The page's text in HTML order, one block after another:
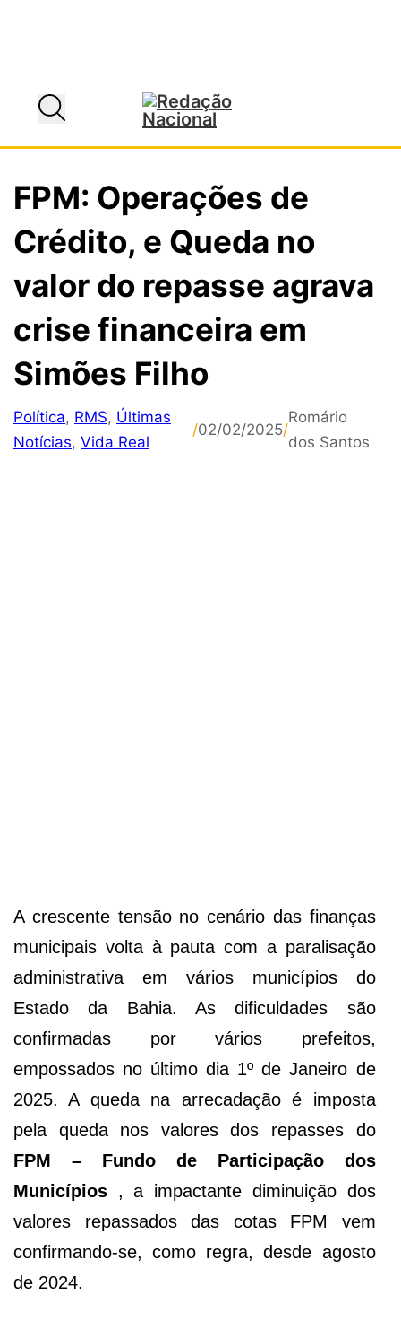
FPM: Operações de
Crédito, e Queda no
valor do repasse agrava
crise financeira em
Simões Filho
Política, RMS, Últimas
Notícias, Vida Real
/02/02/2025/
Romário
dos Santos
A crescente tensão no cenário das finanças
municipais volta à pauta com a paralisação
administrativa em vários municípios do
Estado da Bahia. As dificuldades são
confirmadas por vários prefeitos,
empossados no último dia 1º de Janeiro de
2025. A queda na arrecadação é imposta
pela queda nos valores dos repasses do
FPM –
Fundo de Participação dos
Municípios , a impactante diminuição dos
valores repassados das cotas FPM vem
confirmando-se, como regra, desde agosto
de 2024.